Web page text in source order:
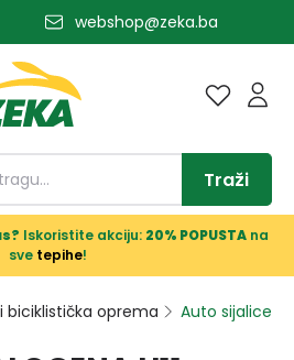
webshop@zeka.ba
Traži
Iskoristite akciju: 20% POPUSTAna
sve tepihe!
biciklistička oprema Auto sijalice